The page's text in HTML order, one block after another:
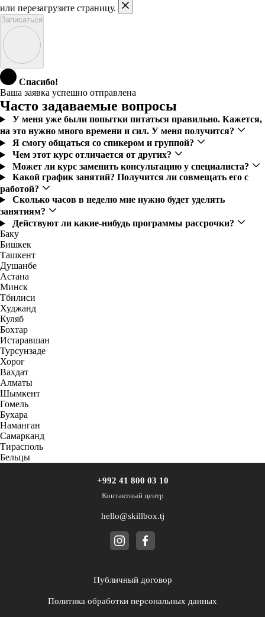
или перезагрузите страницу.
Записаться
Спасибо!
Ваша заявка успешно отправлена
Часто задаваемые вопросы
У меня уже были попытки питаться правильно. Кажется,
на это нужно много времени и сил. У меня получится?
Я смогу общаться со спикером и группой?
Чем этот курс отличается от других?
Может ли курс заменить консультацию у специалиста?
Какой график занятий? Получится ли совмещать его с
работой?
Сколько часов в неделю мне нужно будет уделять
занятиям?
Действуют ли какие-нибудь программы рассрочки?
Баку
Бишкек
Ташкент
Душанбе
Астана
Минск
Тбилиси
Худжанд
Куляб
Бохтар
Истаравшан
Турсунзаде
Хорог
Вахдат
Алматы
Шымкент
Гомель
Бухара
Наманган
Самарканд
Тирасполь
Бельцы
+992 41 800 03 10
Контактный центр
hello@skillbox.tj
Публичный договор
Политика обработки персональных данных